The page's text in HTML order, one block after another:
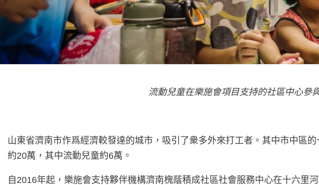
流動兒童在樂施會項目支持的社區中心參
山東省濟南市作爲經濟較發達的城市，吸引了衆多外來打工者。其中市中區
約20萬，其中流動兒童約6萬。
自2016年起，樂施會支持夥伴機構濟南槐蔭積成社區社會服務中心在十六